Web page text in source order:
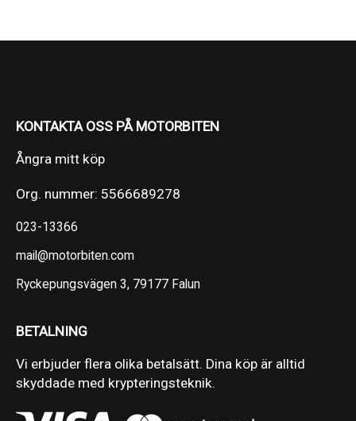
KONTAKTA OSS PÅ MOTORBITEN
Ångra mitt köp
Org. nummer: 5566689278
023-13366
mail@motorbiten.com
Ryckepungsvägen 3, 79177 Falun
BETALNING
Vi erbjuder flera olika betalsätt. Dina köp är alltid
skyddade med krypteringsteknik.